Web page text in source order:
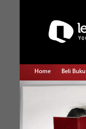
Home Beli Buku